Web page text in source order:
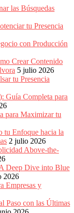
las Búsquedas
tu Presencia
con Producción
Crear Contenido
5 julio 2026
tu Presencia
Guía Completa para
para Maximizar tu
tu Enfoque hacia la
2 julio 2026
Above-the-
Deep Dive into Blue
2026
Empresas y
Paso con las Últimas